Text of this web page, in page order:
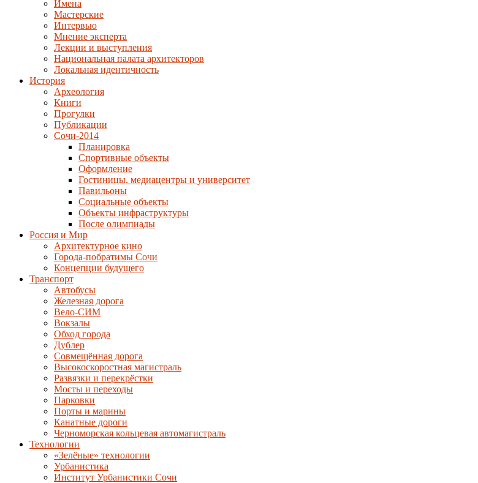
Имена
Мастерские
Интервью
Мнение эксперта
Лекции и выступления
Национальная палата архитекторов
Локальная идентичность
История
Археология
Книги
Прогулки
Публикации
Сочи-2014
Планировка
Спортивные объекты
Оформление
Гостиницы, медиацентры и университет
Павильоны
Социальные объекты
Объекты инфраструктуры
После олимпиады
Россия и Мир
Архитектурное кино
Города-побратимы Сочи
Концепции будущего
Транспорт
Автобусы
Железная дорога
Вело-СИМ
Вокзалы
Обход города
Дублер
Совмещённая дорога
Высокоскоростная магистраль
Развязки и перекрёстки
Мосты и переходы
Парковки
Порты и марины
Канатные дороги
Черноморская кольцевая автомагистраль
Технологии
«Зелёные» технологии
Урбанистика
Институт Урбанистики Сочи